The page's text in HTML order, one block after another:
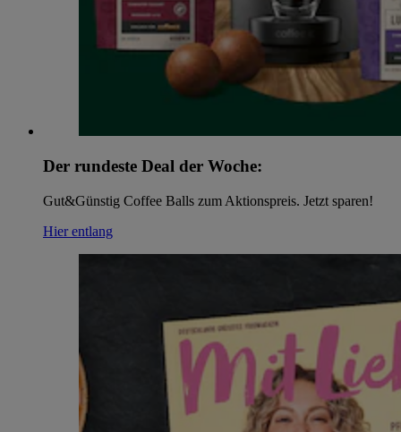
Der rundeste Deal der Woche:
Gut&Günstig Coffee Balls zum Aktionspreis. Jetzt sparen!
Hier entlang